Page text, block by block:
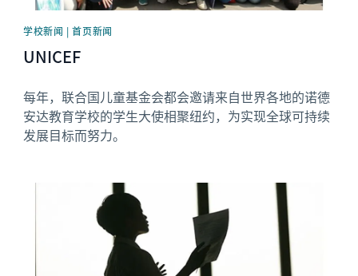
学校新闻 | 首页新闻
UNICEF
每年，联合国儿童基金会都会邀请来自世界各地的诺德
安达教育学校的学生大使相聚纽约，为实现全球可持续
发展目标而努力。